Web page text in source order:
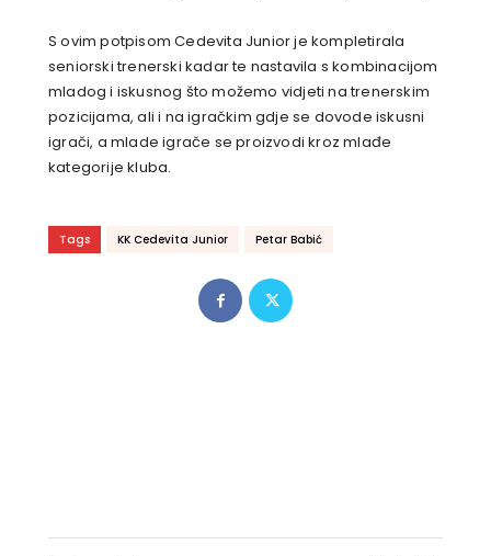
S ovim potpisom Cedevita Junior je kompletirala
seniorski trenerski kadar te nastavila s kombinacijom
mladog i iskusnog što možemo vidjeti na trenerskim
pozicijama, ali i na igračkim gdje se dovode iskusni
igrači, a mlade igrače se proizvodi kroz mlađe
kategorije kluba.
Tags KK Cedevita Junior Petar Babić